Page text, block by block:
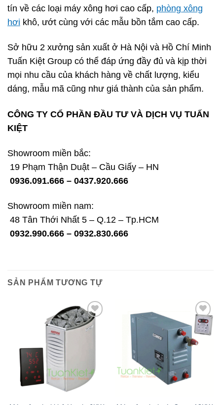
tín về các loại máy xông hơi cao cấp, phòng xông
hơi khô, ướt cùng với các mẫu bồn tắm cao cấp.
Sở hữu 2 xưởng sản xuất ở Hà Nội và Hồ Chí Minh
Tuấn Kiệt Group có thể đáp ứng đầy đủ và kịp thời
mọi nhu cầu của khách hàng về chất lượng, kiểu
dáng, mẫu mã cũng như giá thành của sản phẩm.
CÔNG TY CỔ PHẦN ĐẦU TƯ VÀ DỊCH VỤ TUẤN
KIỆT
Showroom miền bắc:
19 Phạm Thận Duật – Cầu Giấy – HN
0936.091.666 – 0437.920.666
Showroom miền nam:
48 Tân Thới Nhất 5 – Q.12 – Tp.HCM
0932.990.666 – 0932.830.666
SẢN PHẨM TƯƠNG TỰ
Add to
wishlist
Add to
wishlist